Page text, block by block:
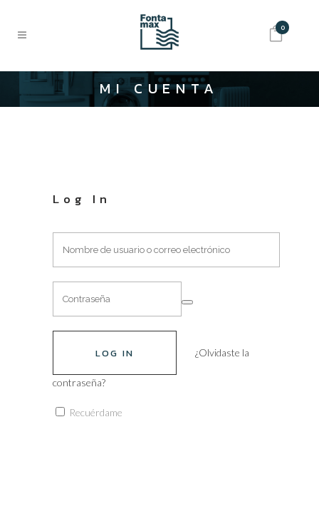
0
MI CUENTA
Log In
¿Olvidaste la
contraseña?
Recuérdame